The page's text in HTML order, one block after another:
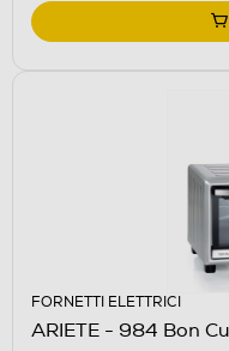
FORNETTI ELETTRICI
ARIETE - 984 Bon